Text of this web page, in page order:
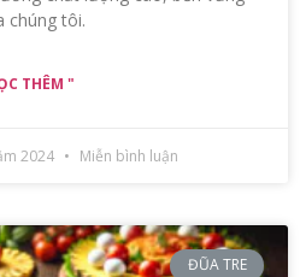
chúng tôi.
THÊM "
2024 Miễn bình luận
ĐŨA TRE